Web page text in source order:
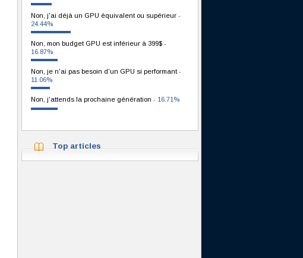
Non, j'ai déjà un GPU équivalent ou supérieur -
24.44%
Non, mon budget GPU est inférieur à 399$ -
16.87%
Non, je n'ai pas besoin d'un GPU si performant -
11.06%
Non, j'attends la prochaine génération - 16.71%
Top articles